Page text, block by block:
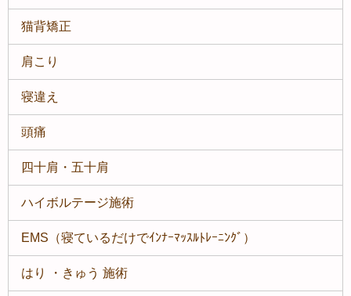
猫背矯正
肩こり
寝違え
頭痛
四十肩・五十肩
ハイボルテージ施術
EMS（寝ているだけでｲﾝﾅｰﾏｯｽﾙﾄﾚｰﾆﾝｸﾞ）
はり ・きゅう 施術